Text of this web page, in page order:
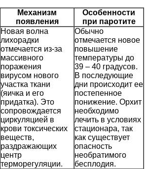
Механизм
появления
Особенности
при паротите
Новая волна
лихорадки
отмечается из-за
массивного
поражения
вирусом нового
участка ткани
(яичка и его
придатка). Это
сопровождается
циркуляцией в
крови токсических
веществ,
раздражающих
центр
терморегуляции.
Обычно
отмечается новое
повышение
температуры до
39 – 40 градусов.
В последующие
дни происходит ее
постепенное
понижение. Орхит
необходимо
лечить в условиях
стационара, так
как существует
опасность
необратимого
бесплодия.